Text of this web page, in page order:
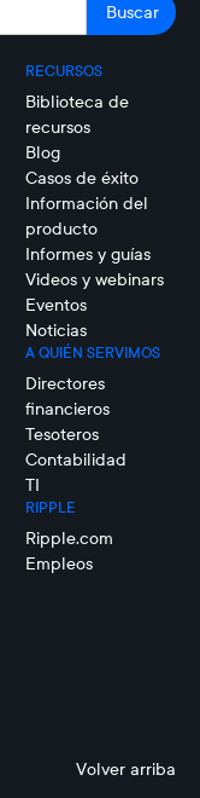
RECURSOS
Biblioteca de
recursos
Blog
Casos de éxito
Información del
producto
Informes y guías
Videos y webinars
Eventos
Noticias
A QUIÉN SERVIMOS
Directores
financieros
Tesoteros
Contabilidad
TI
RIPPLE
Ripple.com
Empleos
Volver arriba